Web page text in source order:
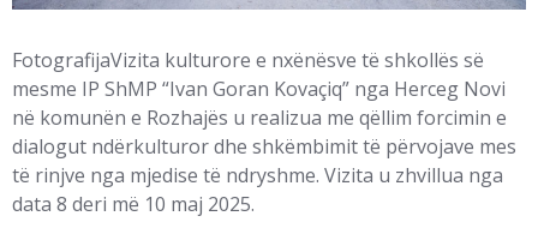
FotografijaVizita kulturore e nxënësve të shkollës së
mesme IP ShMP “Ivan Goran Kovaçiq” nga Herceg Novi
në komunën e Rozhajës u realizua me qëllim forcimin e
dialogut ndërkulturor dhe shkëmbimit të përvojave mes
të rinjve nga mjedise të ndryshme. Vizita u zhvillua nga
data 8 deri më 10 maj 2025.